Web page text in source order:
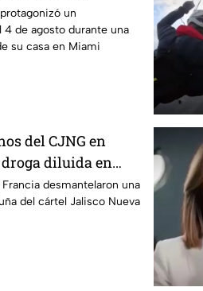
un
de agosto durante una
su casa en Miami
del CJNG en
diluida en
desmantelaron una
del cártel Jalisco Nueva